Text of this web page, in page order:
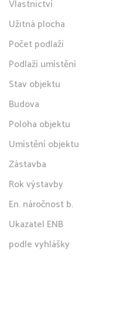
Vlastnictví
Užitná plocha
Počet podlaží
Podlaží umístění
Stav objektu
Budova
Poloha objektu
Umístění objektu
Zástavba
Rok výstavby
En. náročnost b.
Ukazatel ENB
podle vyhlášky